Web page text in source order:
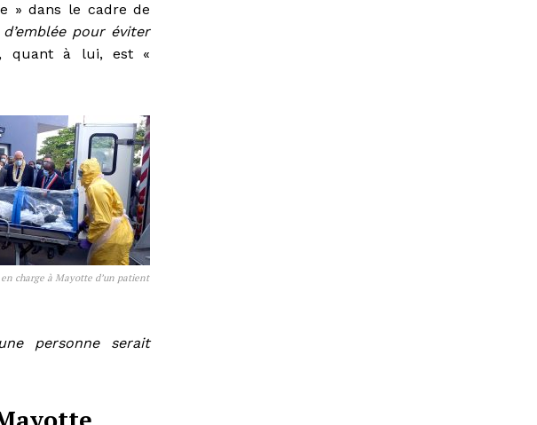
» dans le cadre de
pour éviter
quant à lui, est «
charge à Mayotte d’un patient
personne serait